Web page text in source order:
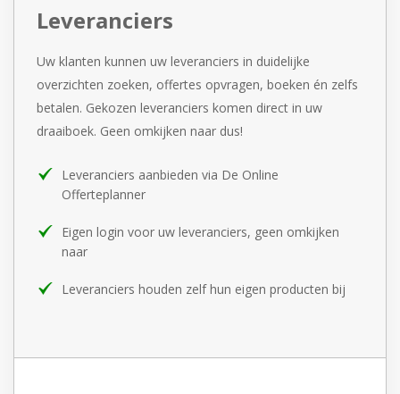
Leveranciers
Uw klanten kunnen uw leveranciers in duidelijke
overzichten zoeken, offertes opvragen, boeken én zelfs
betalen. Gekozen leveranciers komen direct in uw
draaiboek. Geen omkijken naar dus!
Leveranciers aanbieden via De Online
Offerteplanner
Eigen login voor uw leveranciers, geen omkijken
naar
Leveranciers houden zelf hun eigen producten bij